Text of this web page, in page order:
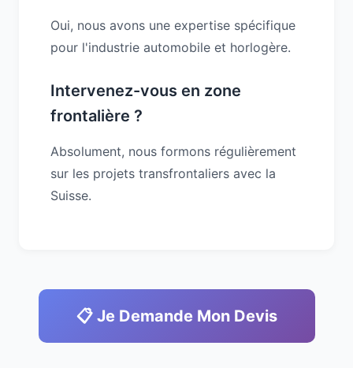
Oui, nous avons une expertise spécifique
pour l'industrie automobile et horlogère.
Intervenez-vous en zone
frontalière ?
Absolument, nous formons régulièrement
sur les projets transfrontaliers avec la
Suisse.
📋 Je Demande Mon Devis